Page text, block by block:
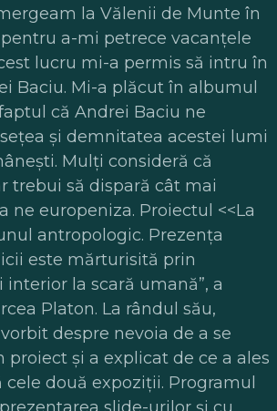
la Vălenii de Munte în
a-mi petrece vacanţele
lucru mi-a permis să intru în
Baciu. Mi-a plăcut în albumul
că Andrei Baciu ne
şi demnitatea acestei lumi
Mulţi consideră că
trebui să dispară cât mai
ne europeniza. Proiectul <<La
antropologic. Prezenţa
este mărturisită prin
la scară umană”, a
Platon. La rându său,
despre nevoia de a se
şi a explicat de ce a ales
cele două expoziţii. Programul